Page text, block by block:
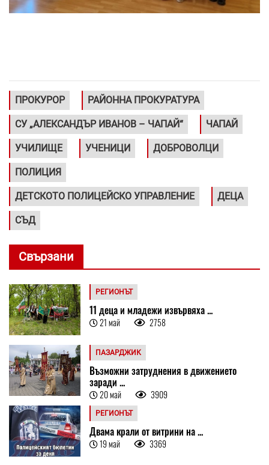
ПРОКУРОР РАЙОННА ПРОКУРАТУРА
СУ „АЛЕКСАНДЪР ИВАНОВ – ЧАПАЙ“ ЧАПАЙ
УЧИЛИЩЕ УЧЕНИЦИ ДОБРОВОЛЦИ
ПОЛИЦИЯ
ДЕТСКОТО ПОЛИЦЕЙСКО УПРАВЛЕНИЕ ДЕЦА
СЪД
Свързани
РЕГИОНЪТ
11 деца и младежи извървяха ...
21 май 2758
ПАЗАРДЖИК
Възможни затруднения в движението
заради ...
20 май 3909
РЕГИОНЪТ
Двама крали от витрини на ...
19 май 3369